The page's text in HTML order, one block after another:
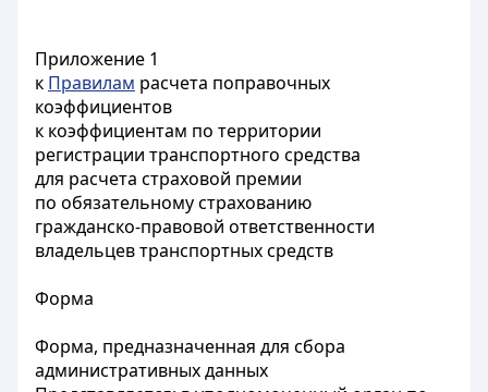
Приложение 1
к Правилам расчета поправочных
коэффициентов
к коэффициентам по территории
регистрации транспортного средства
для расчета страховой премии
по обязательному страхованию
гражданско-правовой ответственности
владельцев транспортных средств
Форма
Форма, предназначенная для сбора
административных данных